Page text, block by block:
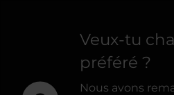
Veux-tu
préféré ?
Nous avons